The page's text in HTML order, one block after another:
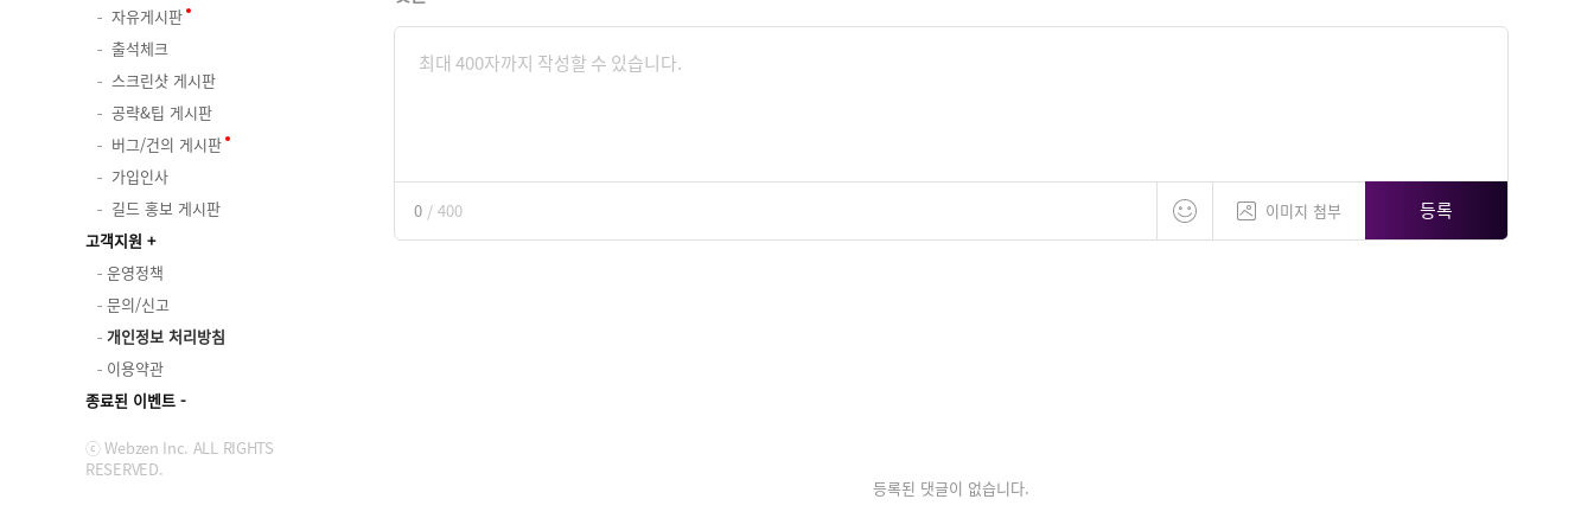
자유게시판
출석체크
스크린샷 게시판
공략&팁 게시판
버그/건의 게시판
가입인사
길드 홍보 게시판
고객지원
운영정책
문의/신고
개인정보 처리방침
이용약관
종료된 이벤트
ⓒ Webzen Inc. ALL RIGHTS
RESERVED.
0 / 400 이미지 첨부 등록
등록된 댓글이 없습니다.